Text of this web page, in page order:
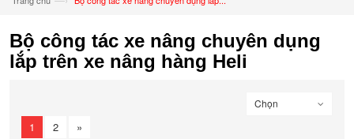
Bộ công tác xe nâng chuyên dụng
lắp trên xe nâng hàng Heli
Chọn
1 2 »